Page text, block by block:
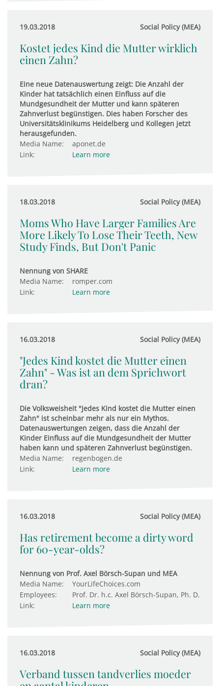
19.03.2018 Social Policy (MEA)
Kostet jedes Kind die Mutter wirklich
einen Zahn?
Eine neue Datenauswertung zeigt: Die Anzahl der
Kinder hat tatsächlich einen Einfluss auf die
Mundgesundheit der Mutter und kann späteren
Zahnverlust begünstigen. Dies haben Forscher des
Universitätsklinikums Heidelberg und Kollegen jetzt
herausgefunden.
Media Name:
aponet.de
Link:
Learn more
18.03.2018 Social Policy (MEA)
Moms Who Have Larger Families Are
More Likely To Lose Their Teeth, New
Study Finds, But Don't Panic
Nennung von SHARE
Media Name:
romper.com
Link:
Learn more
16.03.2018 Social Policy (MEA)
"Jedes Kind kostet die Mutter einen
Zahn" - Was ist an dem Sprichwort
dran?
Die Volksweisheit "Jedes Kind kostet die Mutter einen
Zahn" ist scheinbar mehr als nur ein Mythos.
Datenauswertungen zeigen, dass die Anzahl der
Kinder Einfluss auf die Mundgesundheit der Mutter
haben kann und späteren Zahnverlust begünstigen.
Media Name:
regenbogen.de
Link:
Learn more
16.03.2018 Social Policy (MEA)
Has retirement become a dirty word
for 60-year-olds?
Nennung von Prof. Axel Börsch-Supan und MEA
Media Name:
YourLifeChoices.com
Employees:
Prof. Dr. h.c. Axel Börsch-Supan, Ph. D.
Link:
Learn more
16.03.2018 Social Policy (MEA)
Verband tussen tandverlies moeder